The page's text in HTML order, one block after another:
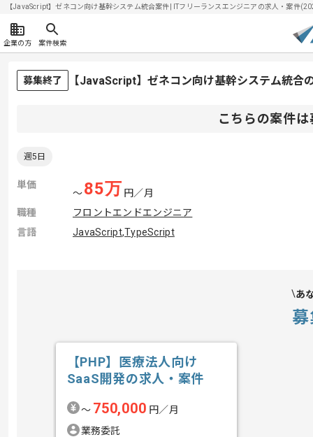
【JavaScript】ゼネコン向け基幹システム統合案件| ITフリーランスエンジニアの求人・案件
企業の方 案件検索
募集終了 【JavaScript】ゼネコン向け基幹システム統合
こちらの案件
週5日
単価
〜85万 円／月
職種
フロントエンドエンジニア
言語
JavaScript,TypeScript
あ
【PHP】医療法人向け
SaaS開発の求人・案件
〜 750,000 円／月
業務委託